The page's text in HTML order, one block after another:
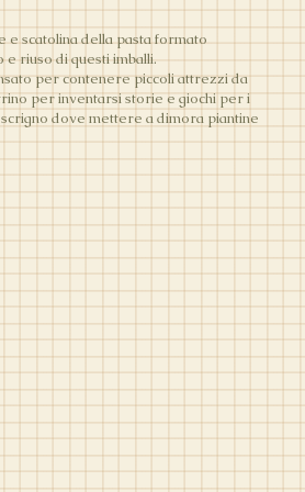
e scatolina della pasta formato
riuso di questi imballi.
per contenere piccoli attrezzi da
per inventarsi storie e giochi per i
dove mettere a dimora piantine